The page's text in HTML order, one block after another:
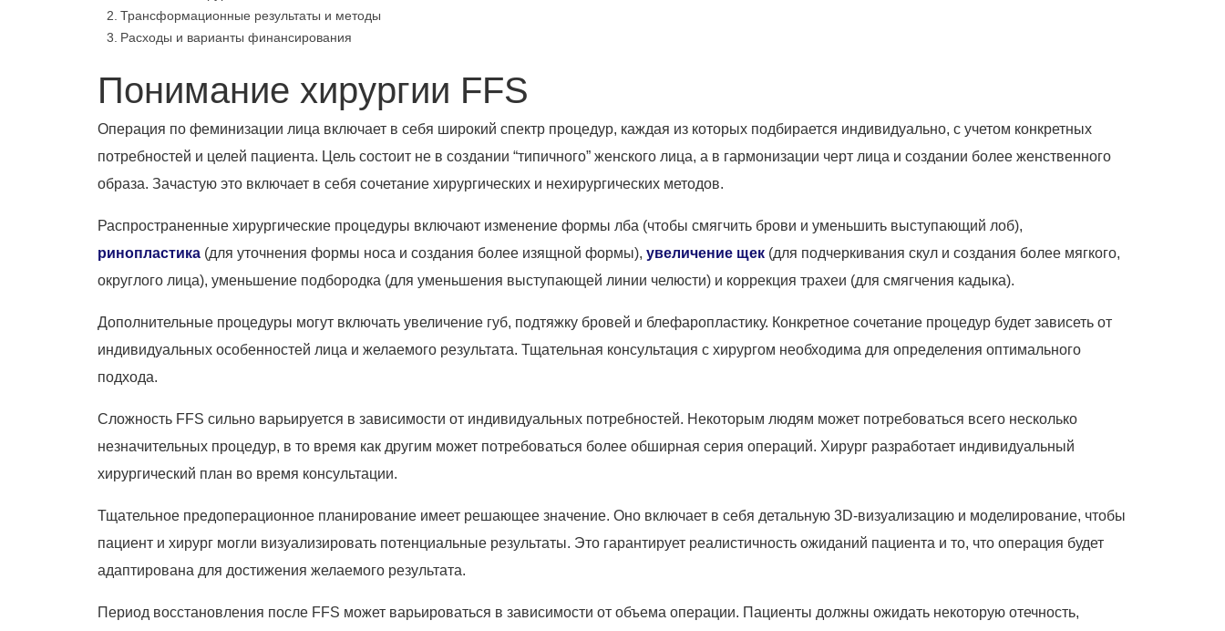
Трансформационные результаты и методы
Расходы и варианты финансирования
Понимание хирургии FFS
Операция по феминизации лица включает в себя широкий спектр процедур, каждая из которых подбирается индивидуально, с учетом конкретных
потребностей и целей пациента. Цель состоит не в создании “типичного” женского лица, а в гармонизации черт лица и создании более женственного
образа. Зачастую это включает в себя сочетание хирургических и нехирургических методов.
Распространенные хирургические процедуры включают изменение формы лба (чтобы смягчить брови и уменьшить выступающий лоб),
ринопластика (для уточнения формы носа и создания более изящной формы), увеличение щек (для подчеркивания скул и создания более мягкого,
округлого лица), уменьшение подбородка (для уменьшения выступающей линии челюсти) и коррекция трахеи (для смягчения кадыка).
Дополнительные процедуры могут включать увеличение губ, подтяжку бровей и блефаропластику. Конкретное сочетание процедур будет зависеть от
индивидуальных особенностей лица и желаемого результата. Тщательная консультация с хирургом необходима для определения оптимального
подхода.
Сложность FFS сильно варьируется в зависимости от индивидуальных потребностей. Некоторым людям может потребоваться всего несколько
незначительных процедур, в то время как другим может потребоваться более обширная серия операций. Хирург разработает индивидуальный
хирургический план во время консультации.
Тщательное предоперационное планирование имеет решающее значение. Оно включает в себя детальную 3D-визуализацию и моделирование, чтобы
пациент и хирург могли визуализировать потенциальные результаты. Это гарантирует реалистичность ожиданий пациента и то, что операция будет
адаптирована для достижения желаемого результата.
Период восстановления после FFS может варьироваться в зависимости от объема операции. Пациенты должны ожидать некоторую отечность,